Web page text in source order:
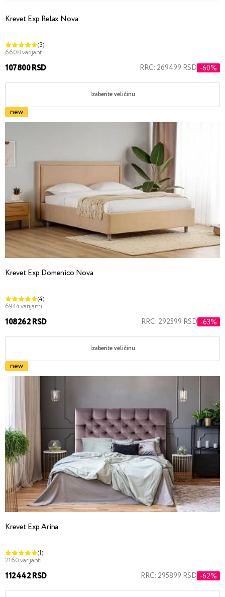
Krevet Exp Relax Nova
(3)
6608 varijanti
107800 RSD RRC: 269499 RSD -60%
Izaberite veličinu
new
Krevet Exp Domenico Nova
(4)
6944 varijanti
108262 RSD RRC: 292599 RSD -63%
Izaberite veličinu
new
Krevet Exp Arina
(1)
2160 varijanti
112442 RSD RRC: 295899 RSD -62%